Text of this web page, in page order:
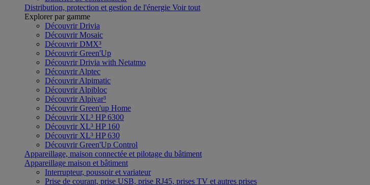
Distribution, protection et gestion de l'énergie Voir tout
Explorer par gamme
Découvrir Drivia
Découvrir Mosaic
Découvrir DMX³
Découvrir Green'Up
Découvrir Drivia with Netatmo
Découvrir Alptec
Découvrir Alpimatic
Découvrir Alpibloc
Découvrir Alpivar³
Découvrir Green'up Home
Découvrir XL³ HP 6300
Découvrir XL³ HP 160
Découvrir XL³ HP 630
Découvrir Green'Up Control
Appareillage, maison connectée et pilotage du bâtiment
Appareillage maison et bâtiment
Interrupteur, poussoir et variateur
Prise de courant, prise USB, prise RJ45, prises TV et autres prises